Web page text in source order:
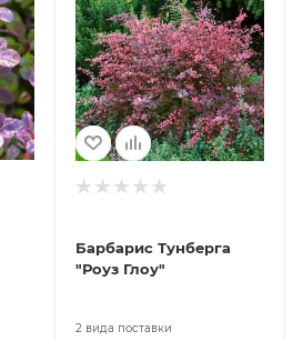
Барбарис Тунберга
"Рoуз Глоу"
2 вида поставки